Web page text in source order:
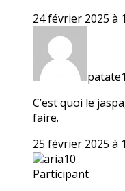
24 février 2025 à
C’est quoi le
faire.
25 février 2025 à
aria10
Participant